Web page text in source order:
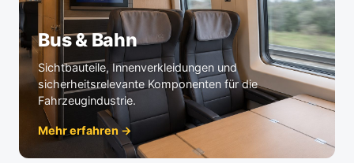
Bus & Bahn
Sichtbauteile, Innenverkleidungen und
sicherheitsrelevante Komponenten für die
Fahrzeugindustrie.
Mehr erfahren →